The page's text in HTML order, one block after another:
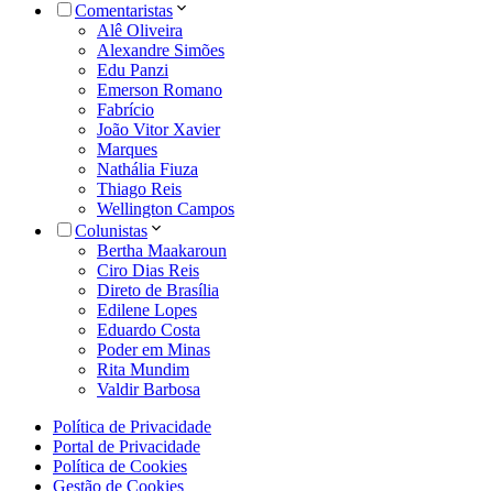
Comentaristas
Alê Oliveira
Alexandre Simões
Edu Panzi
Emerson Romano
Fabrício
João Vitor Xavier
Marques
Nathália Fiuza
Thiago Reis
Wellington Campos
Colunistas
Bertha Maakaroun
Ciro Dias Reis
Direto de Brasília
Edilene Lopes
Eduardo Costa
Poder em Minas
Rita Mundim
Valdir Barbosa
Política de Privacidade
Portal de Privacidade
Política de Cookies
Gestão de Cookies